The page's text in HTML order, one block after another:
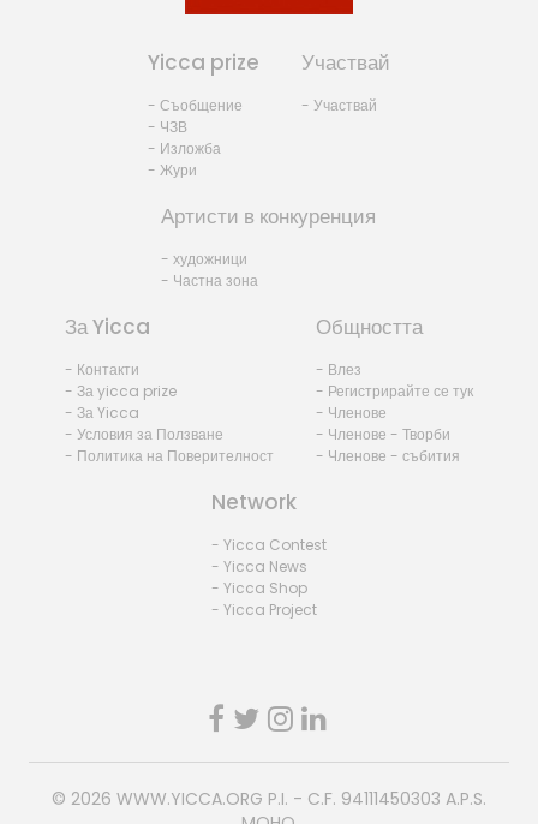
Yicca prize
- Съобщение
- ЧЗВ
- Изложба
- Жури
Участвай
- Участвай
Артисти в конкуренция
- художници
- Частна зона
За Yicca
- Контакти
- За yicca prize
- За Yicca
- Условия за Ползване
- Политика на Поверителност
Общността
- Влез
- Регистрирайте се тук
- Членове
- Членове - Творби
- Членове - събития
Network
- Yicca Contest
- Yicca News
- Yicca Shop
- Yicca Project
© 2026 WWW.YICCA.ORG P.I. - C.F. 94111450303 A.P.S.